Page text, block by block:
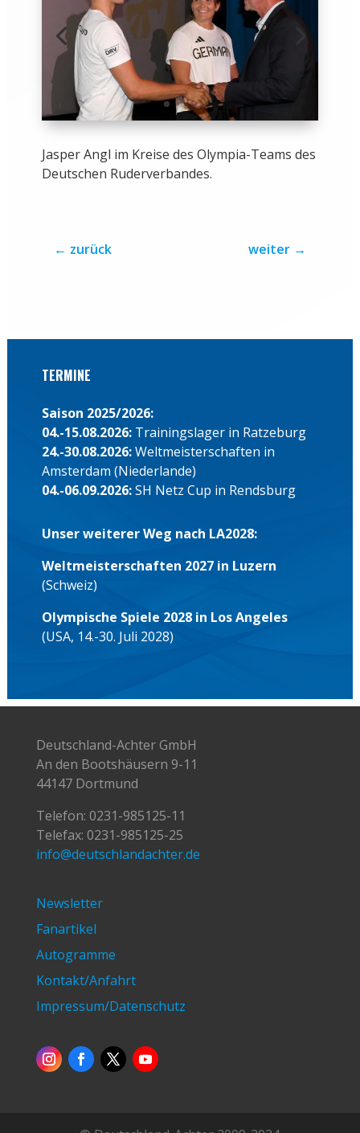
Jasper Angl im Kreise des Olympia-Teams des
Deutschen Ruderverbandes.
← zurück weiter →
TERMINE
Saison 2025/2026:
04.-15.08.2026: Trainingslager in Ratzeburg
24.-30.08.2026:Weltmeisterschaften in
Amsterdam (Niederlande)
04.-06.09.2026:SH Netz Cup in Rendsburg
Unser weiterer Weg nach LA2028:
Weltmeisterschaften 2027 in Luzern
(Schweiz)
Olympische Spiele 2028 in Los Angeles
(USA, 14.-30. Juli 2028)
Deutschland-Achter GmbH
An den Bootshäusern 9-11
44147 Dortmund
Telefon: 0231-985125-11
Telefax: 0231-985125-25
info@deutschlandachter.de
Newsletter
Fanartikel
Autogramme
Kontakt/Anfahrt
Impressum/Datenschutz